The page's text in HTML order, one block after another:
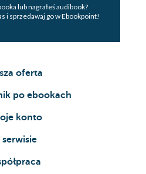
lub nagrałeś audibook?
i sprzedawaj go w Ebookpoint!
oferta
po ebookach
konto
serwisie